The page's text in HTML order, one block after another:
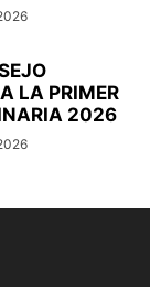
LA PRIMER
2026